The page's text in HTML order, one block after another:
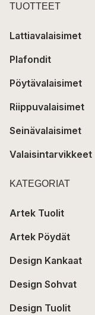
TUOTTEET
Lattiavalaisimet
Plafondit
Pöytävalaisimet
Riippuvalaisimet
Seinävalaisimet
Valaisintarvikkeet
KATEGORIAT
Artek Tuolit
Artek Pöydät
Design Kankaat
Design Sohvat
Design Tuolit